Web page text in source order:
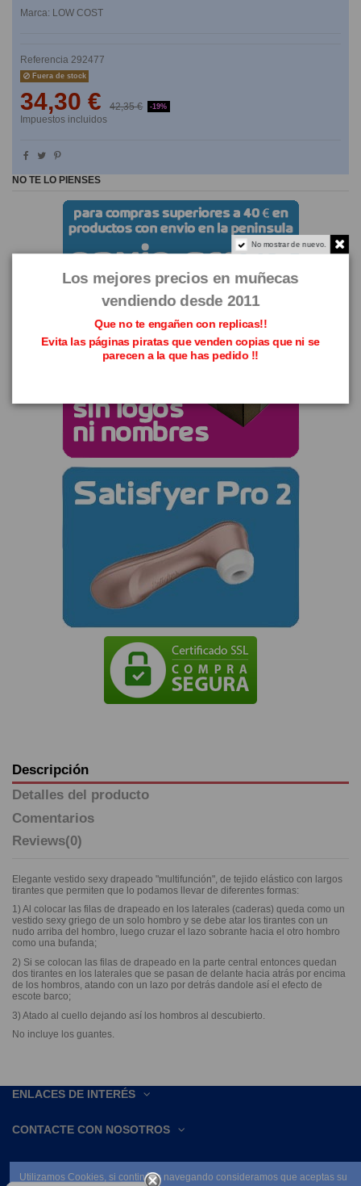
Marca: LOW COST
Referencia 292477
Fuera de stock
34,30 € 42,35 € -19%
Impuestos incluidos
NO TE LO PIENSES
Descripción
Detalles del producto
Comentarios
Reviews(0)
Elegante vestido sexy drapeado "multifunción", de tejido elástico con largos
tirantes que permiten que lo podamos llevar de diferentes formas:
1) Al colocar las filas de drapeado en los laterales (caderas) queda como un
vestido sexy griego de un solo hombro y se debe atar los tirantes con un
nudo arriba del hombro, luego cruzar el lazo sobrante hacia el otro hombro
como una bufanda;
2) Si se colocan las filas de drapeado en la parte central entonces quedan
dos tirantes en los laterales que se pasan de delante hacia atrás por encima
de los hombros, atando con un lazo por detrás dandole así el efecto de
escote barco;
3) Atado al cuello dejando así los hombros al descubierto.
No incluye los guantes.
ENLACES DE INTERÉS
CONTACTE CON NOSOTROS
No mostrar de nuevo.
Los mejores precios en muñecas
vendiendo desde 2011
Que no te engañen con replicas!!
Evita las páginas piratas que venden copias que ni se
parecen a la que has pedido !!
Utilizamos Cookies, si continúas navegando consideramos que aceptas su